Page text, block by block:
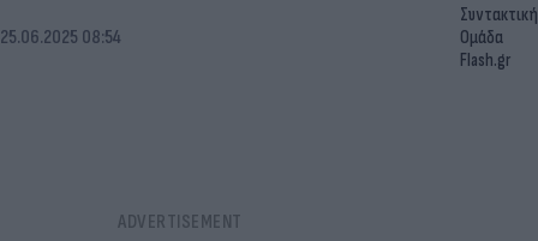
25.06.2025 08:54
Συντακτική
Ομάδα
Flash.gr